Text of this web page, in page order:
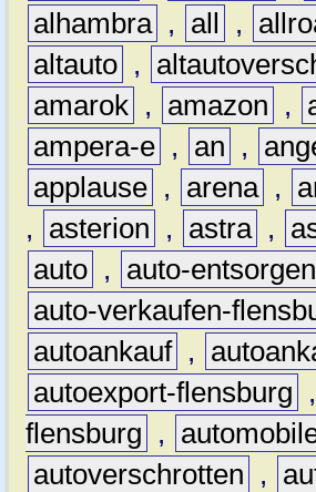
alhambra , all ,
altauto ,
amarok , amazon ,
ampera-e , an ,
applause , arena ,
,
asterion , astra ,
auto , auto-
auto-verkaufen-
autoankauf ,
autoexport-flensburg
,
flensburg
,
autoverschrotten
,